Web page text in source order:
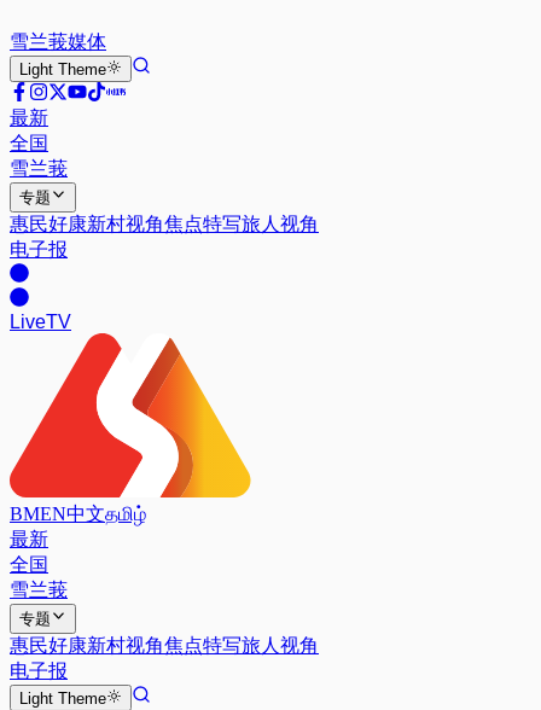
雪兰莪媒体
Light Theme
最新
全国
雪兰莪
专题
惠民好康新村视角焦点特写旅人视角
电子报
LiveTV
BMEN中文தமிழ்
最新
全国
雪兰莪
专题
惠民好康新村视角焦点特写旅人视角
电子报
Light Theme